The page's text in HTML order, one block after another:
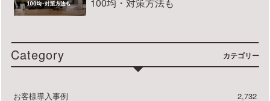
Category カテゴリー
お客様導入事例
2,732